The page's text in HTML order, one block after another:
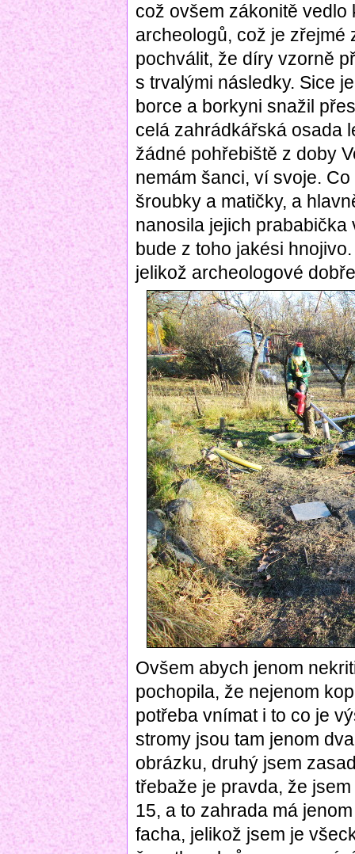
což ovšem zákonitě
archeologů, což je zřejmé
pochválit, že díry vzorně
s trvalými následky. Sice
borce a borkyni snažil
celá zahrádkářská osada
žádné pohřebiště z doby
nemám šanci, ví svoje.
šroubky a matičky, a
nanosila jejich
bude z toho jakési
jelikož archeologové
Ovšem abych jenom
pochopila, že nejenom
potřeba vnímat i to co je
stromy jsou tam jenom
obrázku, druhý jsem
třebaže je pravda, že
15, a to zahrada má
facha, jelikož jsem je